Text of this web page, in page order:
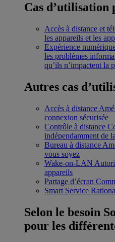
Cas d’utilisation
Accès à distance et
les appareils et les
Expérience
les problèmes
qu’ils n’impactent la
Autres cas
Accès à distance
connexion sécurisée
Contrôle à distance
indépendamment de
Bureau à distance
vous soyez
Wake-on-LAN
appareils
Partage d’écran
Smart Service
Selon le besoin
pour les